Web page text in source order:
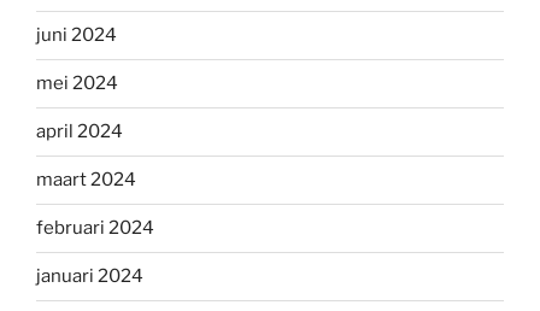
juni 2024
mei 2024
april 2024
maart 2024
februari 2024
januari 2024